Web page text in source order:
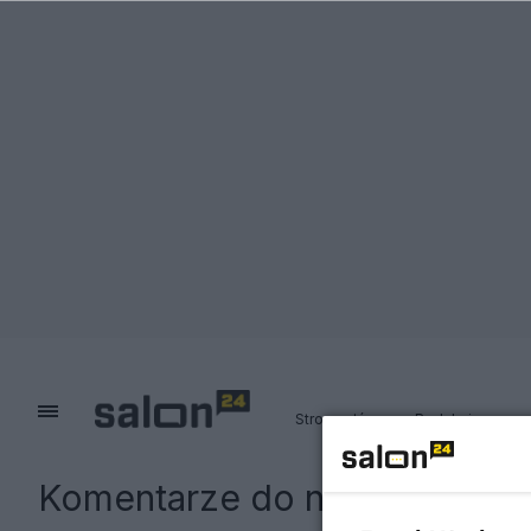
Strona główna Redakcja
Komentarze do notki: